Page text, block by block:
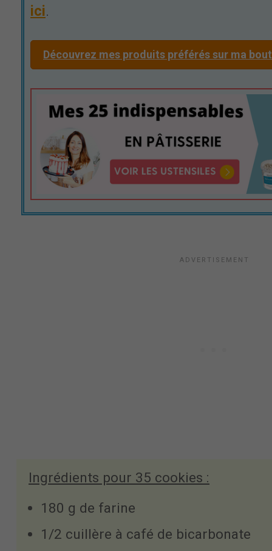
ici.
Découvrez mes produits préférés sur ma
Ingrédients pour 35 cookies :
180 g de farine
1/2 cuillère à café de bicarbonate